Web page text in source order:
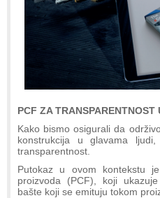
PCF ZA
Kako bismo osigurali da
konstrukcija u glavama
transparentnost.
Putokaz u ovom kontekstu
proizvoda (PCF), koji
bašte koji se emituju tokom